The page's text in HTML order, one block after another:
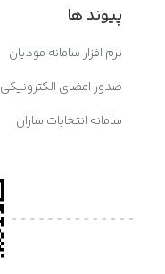
پیوند ها
نرم افزار سامانه مودیان
صدور امضای الکترونیکی
سامانه انتخابات ساران